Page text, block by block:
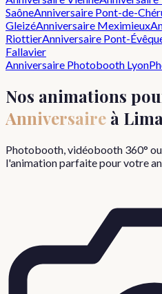
SaôneAnniversaire Pont-de-
GleizéAnniversaire Meximieux
RiottierAnniversaire Pont-
Fallavier
Anniversaire Photobooth Lyon
Nos animations
Anniversaire à
Photobooth, vidéobooth 360°
l'animation parfaite pour votre